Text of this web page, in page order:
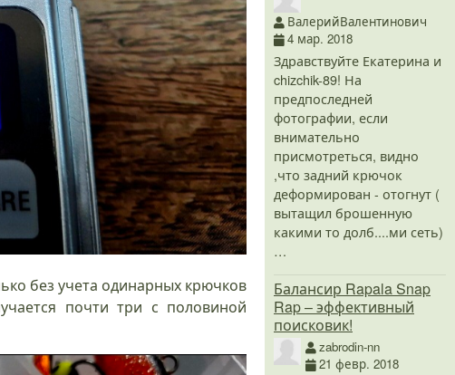
без учета одинарных крючков
почти три с половиной
ВалерийВалентинович
4 мар. 2018
Здравствуйте Екатерина и
chizchik-89! На
предпоследней
фотографии, если
внимательно
присмотреться, видно
,что задний крючок
деформирован - отогнут (
вытащил брошенную
какими то долб....ми сеть)
…
Балансир Rapala Snap
Rap – эффективный
поисковик!
zabrodin-nn
21 февр. 2018